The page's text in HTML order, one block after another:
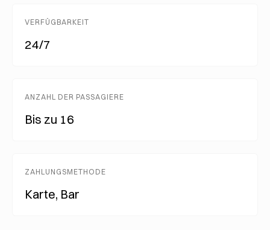
VERFÜGBARKEIT
24/7
ANZAHL DER PASSAGIERE
Bis zu 16
ZAHLUNGSMETHODE
Karte, Bar